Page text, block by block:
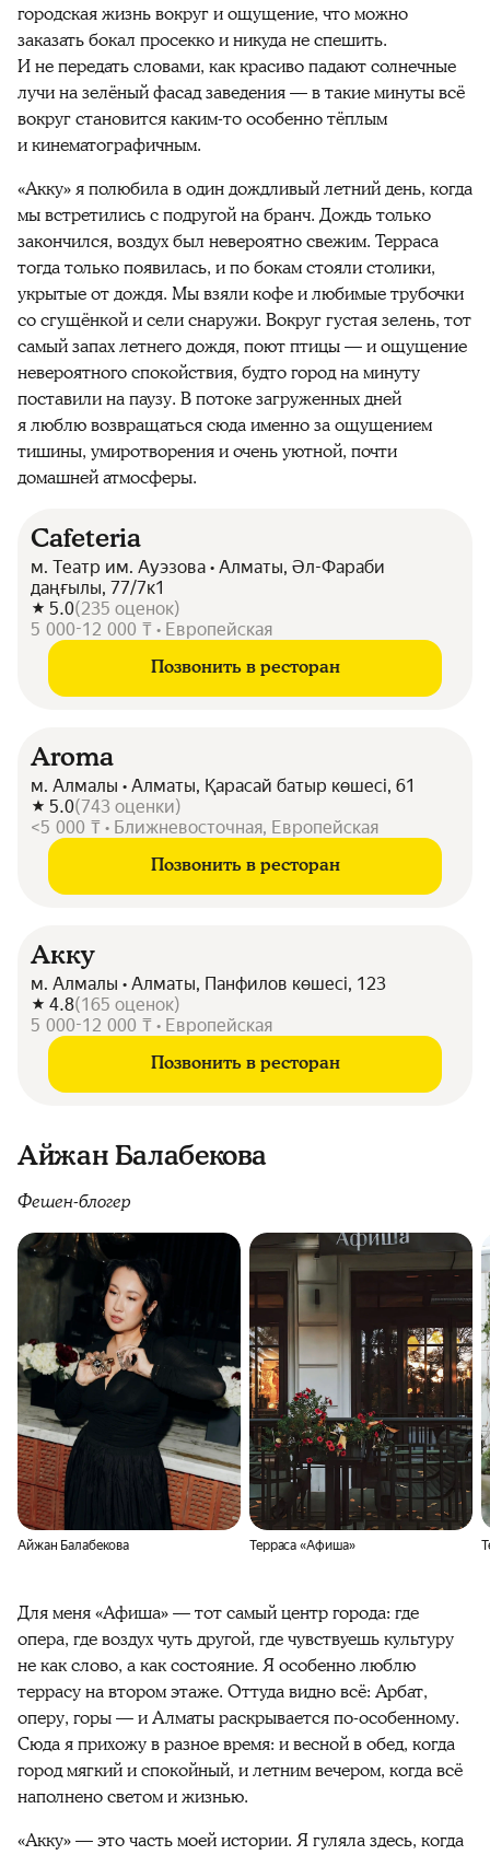
городская жизнь вокруг и ощущение, что можно
заказать бокал просекко и никуда не спешить.
И не передать словами, как красиво падают солнечные
лучи на зелёный фасад заведения — в такие минуты всё
вокруг становится каким-то особенно тёплым
и кинематографичным.
«Акку» я полюбила в один дождливый летний день, когда
мы встретились с подругой на бранч. Дождь только
закончился, воздух был невероятно свежим. Терраса
тогда только появилась, и по бокам стояли столики,
укрытые от дождя. Мы взяли кофе и любимые трубочки
со сгущёнкой и сели снаружи. Вокруг густая зелень, тот
самый запах летнего дождя, поют птицы — и ощущение
невероятного спокойствия, будто город на минуту
поставили на паузу. В потоке загруженных дней
я люблю возвращаться сюда именно за ощущением
тишины, умиротворения и очень уютной, почти
домашней атмосферы.
Cafeteria
м. Театр им. Ауэзова • Алматы, Әл-Фараби
даңғылы, 77/7к1
5.0(235 оценок)
5 000-12 000 ₸ • Европейская
Позвонить в ресторан
Aroma
м. Алмалы • Алматы, Қарасай батыр көшесі, 61
5.0(743 оценки)
<5 000 ₸ • Ближневосточная, Европейская
Позвонить в ресторан
Акку
м. Алмалы • Алматы, Панфилов көшесі, 123
4.8(165 оценок)
5 000-12 000 ₸ • Европейская
Позвонить в ресторан
Айжан Балабекова
Фешен-блогер
Айжан Балабекова Терраса «Афиша»
Для меня «Афиша» — тот самый центр города: где
опера, где воздух чуть другой, где чувствуешь культуру
не как слово, а как состояние. Я особенно люблю
террасу на втором этаже. Оттуда видно всё: Арбат,
оперу, горы — и Алматы раскрывается по-особенному.
Сюда я прихожу в разное время: и весной в обед, когда
город мягкий и спокойный, и летним вечером, когда всё
наполнено светом и жизнью.
«Акку» — это часть моей истории. Я гуляла здесь, когда